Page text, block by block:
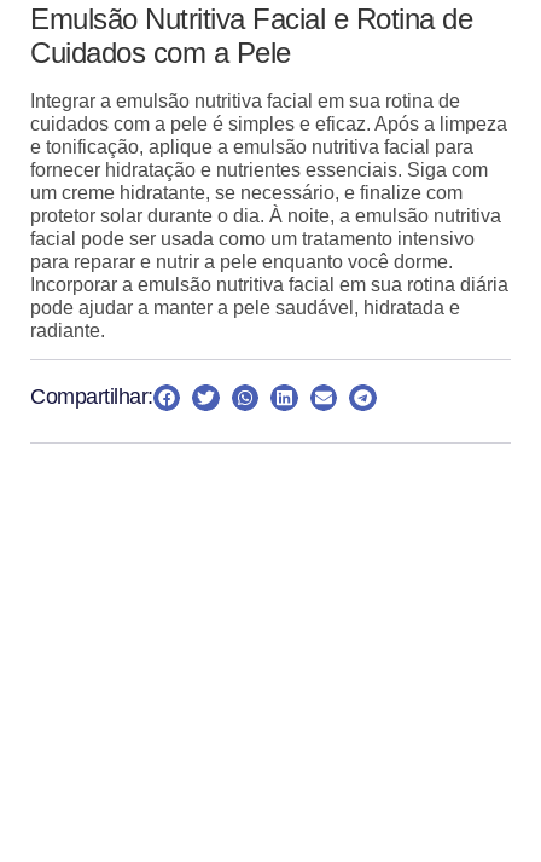
Emulsão Nutritiva Facial e Rotina de
Cuidados com a Pele
Integrar a emulsão nutritiva facial em sua rotina de
cuidados com a pele é simples e eficaz. Após a limpeza
e tonificação, aplique a emulsão nutritiva facial para
fornecer hidratação e nutrientes essenciais. Siga com
um creme hidratante, se necessário, e finalize com
protetor solar durante o dia. À noite, a emulsão nutritiva
facial pode ser usada como um tratamento intensivo
para reparar e nutrir a pele enquanto você dorme.
Incorporar a emulsão nutritiva facial em sua rotina diária
pode ajudar a manter a pele saudável, hidratada e
radiante.
Compartilhar: